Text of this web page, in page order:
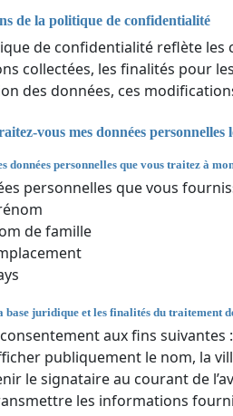
de la politique de confidentialité
de confidentialité reflète les
collectées, les finalités pour
des données, ces
vous mes données
données personnelles que vous traitez à
personnelles que vous
de famille
base juridique et les finalités du traitement
aux fins suivantes :
publiquement le nom, la
le signataire au courant de
les informations